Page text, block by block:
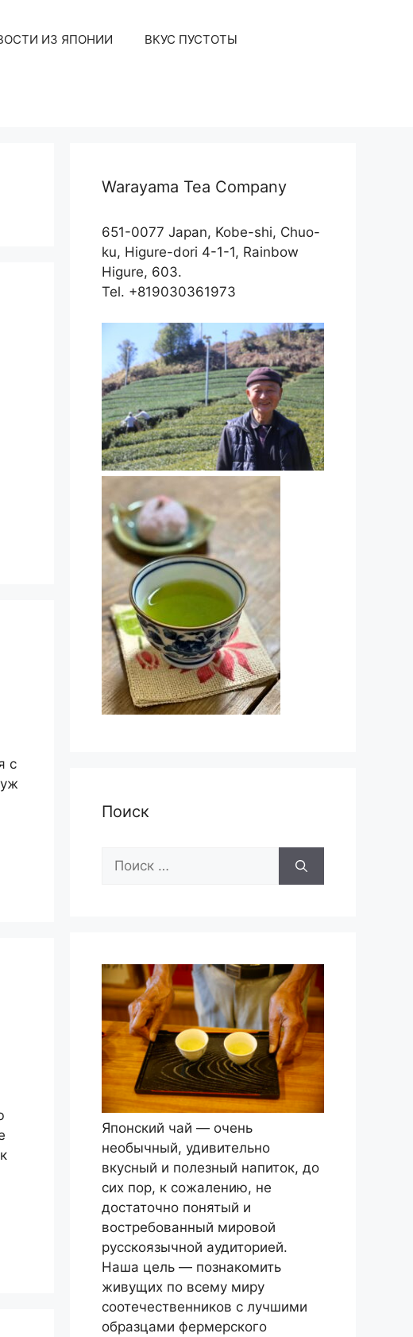
ИЗ ЯПОНИИ ВКУС ПУСТОТЫ
с
Warayama Tea Company
651-0077 Japan, Kobe-shi, Chuo-
ku, Higure-dori 4-1-1, Rainbow
Higure, 603.
Tel. +819030361973
Поиск
Поиск:
Японский чай — очень
необычный, удивительно
вкусный и полезный напиток, до
сих пор, к сожалению, не
достаточно понятый и
востребованный мировой
русскоязычной аудиторией.
Наша цель — познакомить
живущих по всему миру
соотечественников с лучшими
образцами фермерского